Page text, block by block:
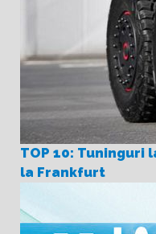
TOP 10: Tuninguri
la Frankfurt